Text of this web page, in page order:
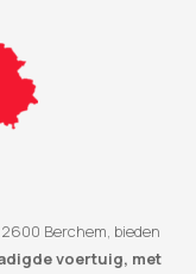
Berchem, bieden
voertuig, met